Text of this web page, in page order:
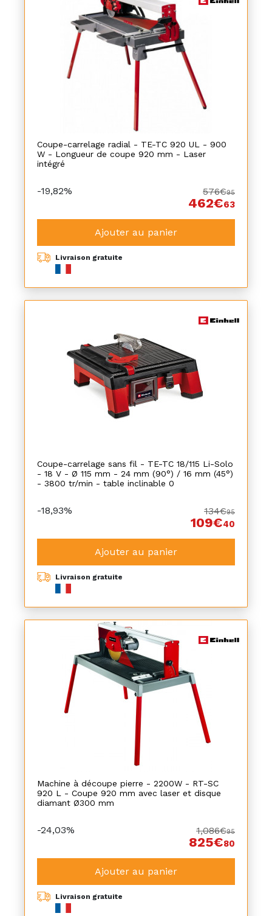
Coupe-carrelage radial - TE-TC 920 UL - 900
W - Longueur de coupe 920 mm - Laser
intégré
-19,82% 576€95
462€63
Ajouter au panier
Livraison gratuite
Coupe-carrelage sans fil - TE-TC 18/115 Li-Solo
- 18 V - Ø 115 mm - 24 mm (90°) / 16 mm (45°)
- 3800 tr/min - table inclinable 0
-18,93% 134€95
109€40
Ajouter au panier
Livraison gratuite
Machine à découpe pierre - 2200W - RT-SC
920 L - Coupe 920 mm avec laser et disque
diamant Ø300 mm
-24,03% 1,086€95
825€80
Ajouter au panier
Livraison gratuite